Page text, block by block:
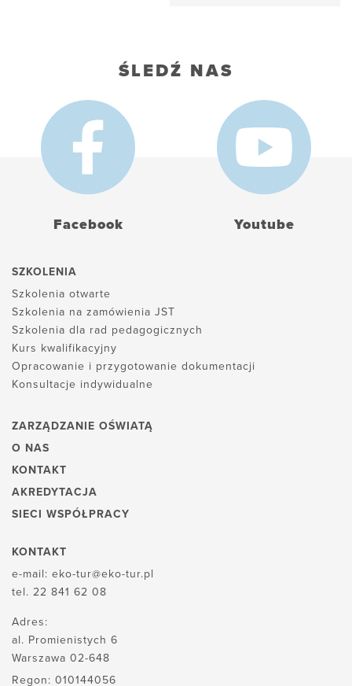
ŚLEDŹ NAS
Facebook Youtube
SZKOLENIA
Szkolenia otwarte
Szkolenia na zamówienia JST
Szkolenia dla rad pedagogicznych
Kurs kwalifikacyjny
Opracowanie i przygotowanie dokumentacji
Konsultacje indywidualne
ZARZĄDZANIE OŚWIATĄ
O NAS
KONTAKT
AKREDYTACJA
SIECI WSPÓŁPRACY
KONTAKT
e-mail: eko-tur@eko-tur.pl
tel. 22 841 62 08
Adres:
al. Promienistych 6
Warszawa 02-648
Regon: 010144056